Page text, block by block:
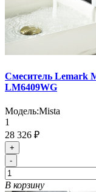
Смеситель Lemark
LM6409WG
Модель:Mista
1
28 326 ₽
+
-
В корзину